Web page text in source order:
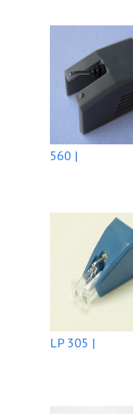
560 |
LP 305 |